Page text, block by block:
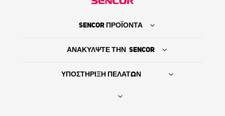
SENCOR ΠΡΟΪΟΝΤΑ
ΑΝΑΚΥΛΨΤΕ ΤΗΝ SENCOR
ΥΠΟΣΤΗΡΙΞΗ ΠΕΛΑΤΩΝ